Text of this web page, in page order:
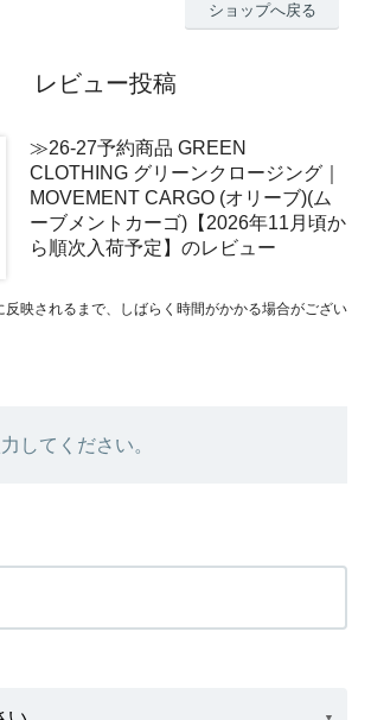
ショップへ戻る
レビュー投稿
≫26-27予約商品 GREEN
CLOTHING グリーンクロージング｜
MOVEMENT CARGO (オリーブ)(ム
ーブメントカーゴ)【2026年11月頃か
ら順次入荷予定】のレビュー
反映されるまで、しばらく時間がかかる場合がござい
してください。